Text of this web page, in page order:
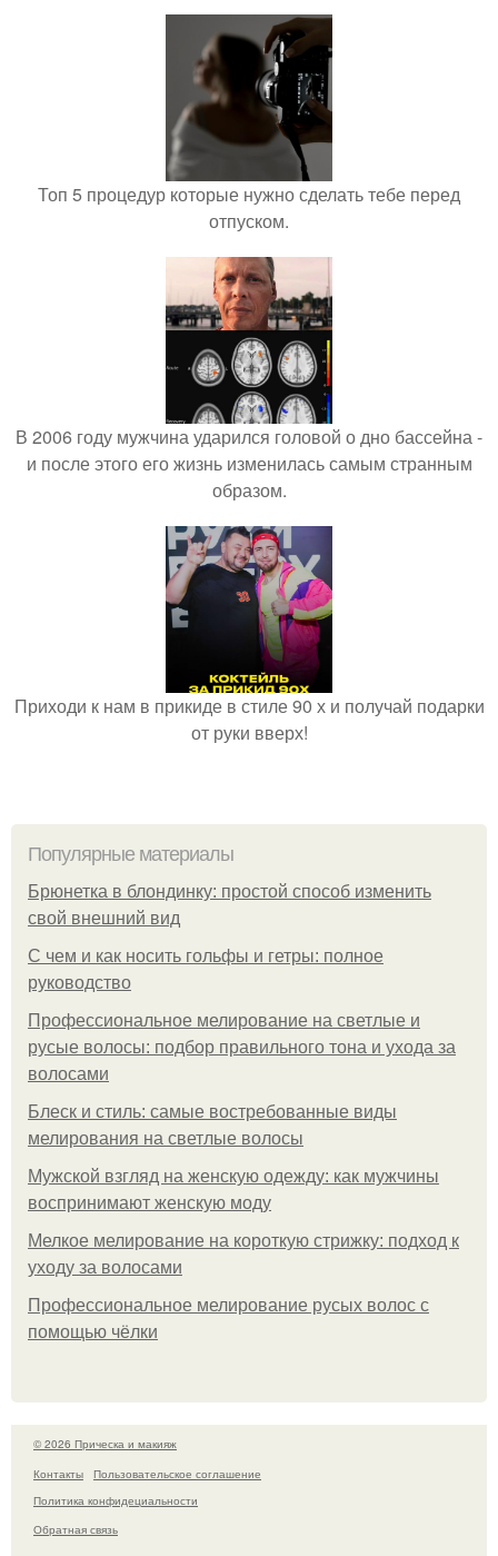
Топ 5 процедур которые нужно сделать тебе перед
отпуском.
В 2006 году мужчина ударился головой о дно бассейна -
и после этого его жизнь изменилась самым странным
образом.
Приходи к нам в прикиде в стиле 90 х и получай подарки
от руки вверх!
Популярные материалы
Брюнетка в блондинку: простой способ изменить
свой внешний вид
С чем и как носить гольфы и гетры: полное
руководство
Профессиональное мелирование на светлые и
русые волосы: подбор правильного тона и ухода за
волосами
Блеск и стиль: самые востребованные виды
мелирования на светлые волосы
Мужской взгляд на женскую одежду: как мужчины
воспринимают женскую моду
Мелкое мелирование на короткую стрижку: подход к
уходу за волосами
Профессиональное мелирование русых волос с
помощью чёлки
© 2026 Прическа и макияж
Контакты
Пользовательское соглашение
Политика конфидециальности
Обратная связь